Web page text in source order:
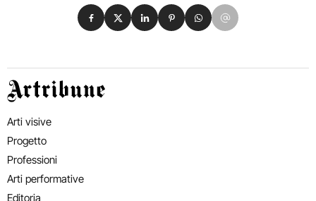
Condividi su Facebook
Condividi su X
Condividi su LinkedIn
Condividi su Pinterest
Condividi su WhatsApp
Condividi su Email
Artribune
Arti visive
Progetto
Professioni
Arti performative
Editoria